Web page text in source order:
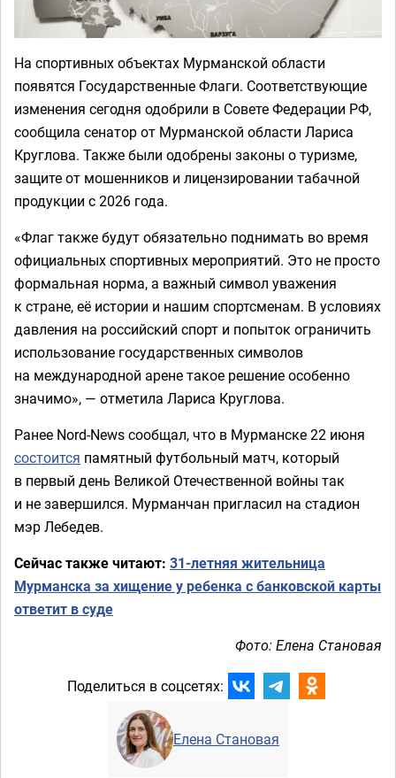
На спортивных объектах Мурманской области
появятся Государственные Флаги. Соответствующие
изменения сегодня одобрили в Совете Федерации РФ,
сообщила сенатор от Мурманской области Лариса
Круглова. Также были одобрены законы о туризме,
защите от мошенников и лицензировании табачной
продукции с 2026 года.
«Флаг также будут обязательно поднимать во время
официальных спортивных мероприятий. Это не просто
формальная норма, а важный символ уважения
к стране, её истории и нашим спортсменам. В условиях
давления на российский спорт и попыток ограничить
использование государственных символов
на международной арене такое решение особенно
значимо», — отметила Лариса Круглова.
Ранее Nord-News сообщал, что в Мурманске 22 июня
состоится памятный футбольный матч, который
в первый день Великой Отечественной войны так
и не завершился. Мурманчан пригласил на стадион
мэр Лебедев.
Сейчас также читают: 31-летняя жительница
Мурманска за хищение у ребенка с банковской карты
ответит в суде
Фото: Елена Становая
Поделиться в соцсетях:
Елена Становая